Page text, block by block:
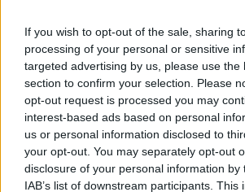
If you wish to opt-out of the sale, sharing
processing of your personal or sensitive
targeted advertising by us, please use the
section to confirm your selection. Please
opt-out request is processed you may
interest-based ads based on personal
us or personal information disclosed to
your opt-out. You may separately opt-out
disclosure of your personal information by
IAB’s list of downstream participants. This
Visi įrašai
Žiūrimiausi įrašai
Vaizdai iš tragiškos avarijos Vilniaus
vaiko gyvybių išgelbėti nepavyko